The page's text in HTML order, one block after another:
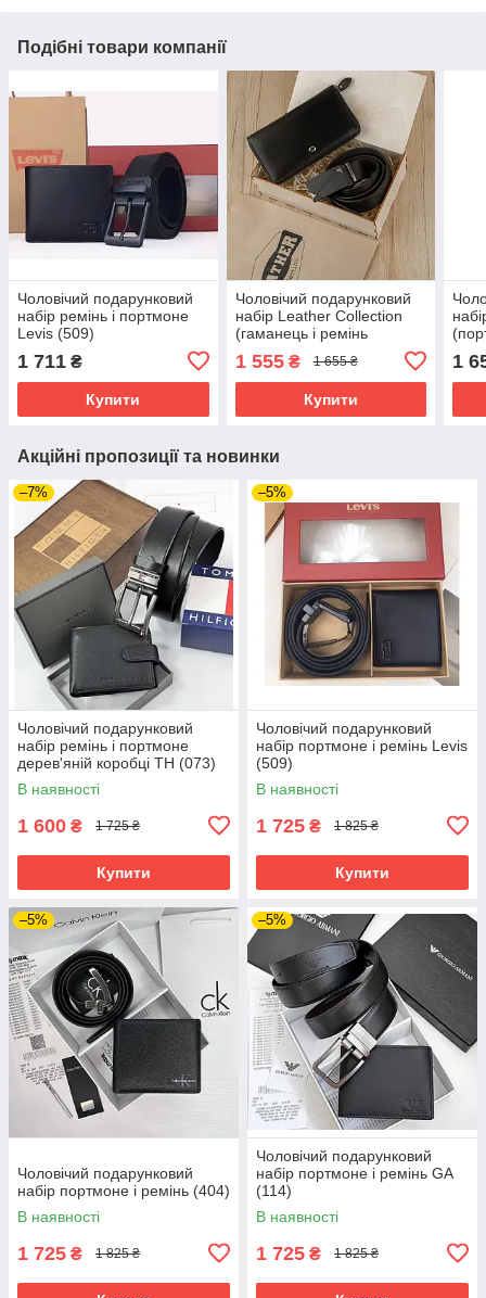
Подібні товари компанії
Чоловічий подарунковий
набір ремінь і портмоне
Levis (509)
1 711 ₴
Купити
Чоловічий подарунковий
набір Leather Collection
(гаманець і ремінь
1 555₴ 1 655 ₴
Купити
1
Акційні пропозиції та новинки
–7%
Чоловічий подарунковий
набір ремінь і портмоне
дерев'яній коробці TH (073)
В наявності
1 600 ₴ 1 725 ₴
Купити
–5%
Чоловічий подарунковий
набір портмоне і ремінь Levis
(509)
В наявності
1 725 ₴ 1 825 ₴
Купити
–5%
Чоловічий подарунковий
набір портмоне і ремінь (404)
В наявності
1 725 ₴ 1 825 ₴
–5%
Чоловічий подарунковий
набір портмоне і ремінь GA
(114)
В наявності
1 725 ₴ 1 825 ₴